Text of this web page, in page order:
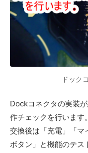
ドック
Dockコネクタの実装
作チェックを行います。
交換後は「充電」「マ
ボタン」と機能のテス